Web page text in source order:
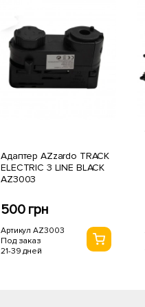
Адаптер AZzardo TRACK
ELECTRIC 3 LINE BLACK
AZ3003
500 грн
Артикул AZ3003
Под заказ
21-39 дней